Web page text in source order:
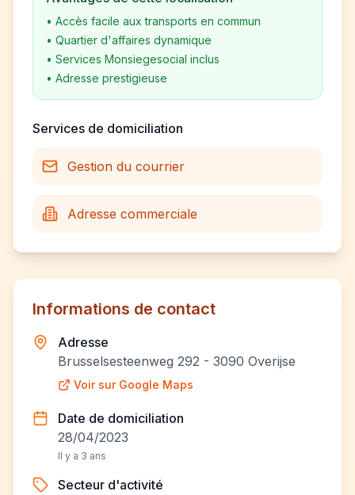
• Accès facile aux transports en commun
• Quartier d'affaires dynamique
• Services Monsiegesocial inclus
• Adresse prestigieuse
Services de domiciliation
Gestion du courrier
Adresse commerciale
Informations de contact
Adresse
Brusselsesteenweg 292 - 3090 Overijse
Voir sur Google Maps
Date de domiciliation
28/04/2023
Il y a 3 ans
Secteur d'activité